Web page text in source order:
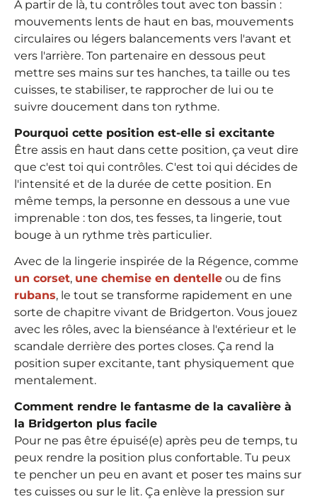
À partir de là, tu contrôles tout avec ton bassin :
mouvements lents de haut en bas, mouvements
circulaires ou légers balancements vers l'avant et
vers l'arrière. Ton partenaire en dessous peut
mettre ses mains sur tes hanches, ta taille ou tes
cuisses, te stabiliser, te rapprocher de lui ou te
suivre doucement dans ton rythme.
Pourquoi cette position est-elle si excitante
Être assis en haut dans cette position, ça veut dire
que c'est toi qui contrôles. C'est toi qui décides de
l'intensité et de la durée de cette position. En
même temps, la personne en dessous a une vue
imprenable : ton dos, tes fesses, ta lingerie, tout
bouge à un rythme très particulier.
Avec de la lingerie inspirée de la Régence, comme
un corset, une chemise en dentelle ou de fins
rubans, le tout se transforme rapidement en une
sorte de chapitre vivant de Bridgerton. Vous jouez
avec les rôles, avec la bienséance à l'extérieur et le
scandale derrière des portes closes. Ça rend la
position super excitante, tant physiquement que
mentalement.
Comment rendre le fantasme de la cavalière à
la Bridgerton plus facile
Pour ne pas être épuisé(e) après peu de temps, tu
peux rendre la position plus confortable. Tu peux
te pencher un peu en avant et poser tes mains sur
tes cuisses ou sur le lit. Ça enlève la pression sur